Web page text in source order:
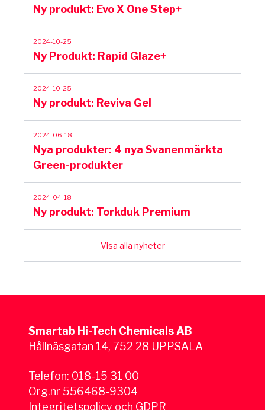
Ny produkt: Evo X One Step+
2024-10-25
Ny Produkt: Rapid Glaze+
2024-10-25
Ny produkt: Reviva Gel
2024-06-18
Nya produkter: 4 nya Svanenmärkta
Green-produkter
2024-04-18
Ny produkt: Torkduk Premium
Visa alla nyheter
Smartab Hi-Tech Chemicals AB
Hållnäsgatan 14, 752 28 UPPSALA
Telefon: 018-15 31 00
Org.nr 556468-9304
Integritetspolicy och GDPR